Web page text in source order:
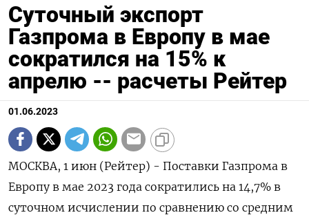
Суточный экспорт
Газпрома в Европу в мае
сократился на 15% к
апрелю -- расчеты Рейтер
01.06.2023
МОСКВА, 1 июн (Рейтер) - Поставки Газпрома в
Европу в мае 2023 года сократились на 14,7% в
суточном исчислении по сравнению со средним